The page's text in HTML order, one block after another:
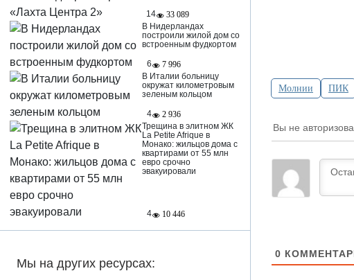
14
33 089
В Нидерландах
построили жилой дом со
встроенным фудкортом
6
7 996
В Италии больницу
окружат километровым
зеленым кольцом
4
2 936
Трещина в элитном ЖК
La Petite Afrique в
Монако: жильцов дома с
квартирами от 55 млн
евро срочно
эвакуировали
4 10 446
Мы на других ресурсах:
Молнии ПИК
Вы не
0